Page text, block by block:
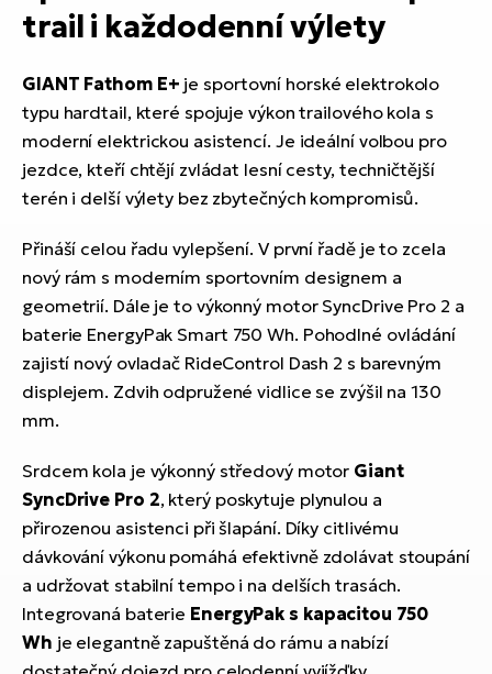
trail i každodenní výlety
GIANT Fathom E+ je sportovní horské elektrokolo
typu hardtail, které spojuje výkon trailového kola s
moderní elektrickou asistencí. Je ideální volbou pro
jezdce, kteří chtějí zvládat lesní cesty, techničtější
terén i delší výlety bez zbytečných kompromisů.
Přináší celou řadu vylepšení. V první řadě je to zcela
nový rám s moderním sportovním designem a
geometrií. Dále je to výkonný motor SyncDrive Pro 2 a
baterie EnergyPak Smart 750 Wh. Pohodlné ovládání
zajistí nový ovladač RideControl Dash 2 s barevným
displejem. Zdvih odpružené vidlice se zvýšil na 130
mm.
Srdcem kola je výkonný středový motor Giant
SyncDrive Pro 2, který poskytuje plynulou a
přirozenou asistenci při šlapání. Díky citlivému
dávkování výkonu pomáhá efektivně zdolávat stoupání
a udržovat stabilní tempo i na delších trasách.
Integrovaná baterie EnergyPak s kapacitou 750
Wh je elegantně zapuštěná do rámu a nabízí